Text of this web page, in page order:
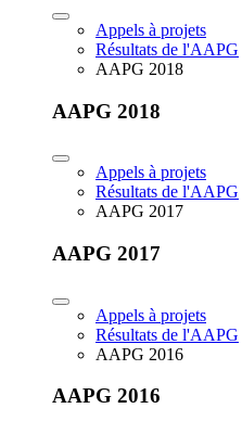
Appels à projets
Résultats de l'AAPG
AAPG 2018
AAPG 2018
Appels à projets
Résultats de l'AAPG
AAPG 2017
AAPG 2017
Appels à projets
Résultats de l'AAPG
AAPG 2016
AAPG 2016